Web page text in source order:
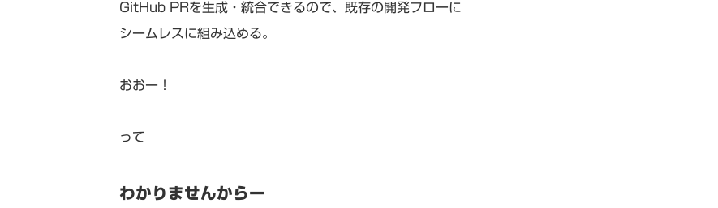
GitHub PRを生成・統合できるので、既存の開発フローに
シームレスに組み込める。
おおー！
って
わかりませんからー